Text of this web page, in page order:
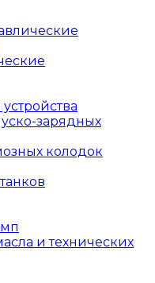
зарядных
колодок
и технических